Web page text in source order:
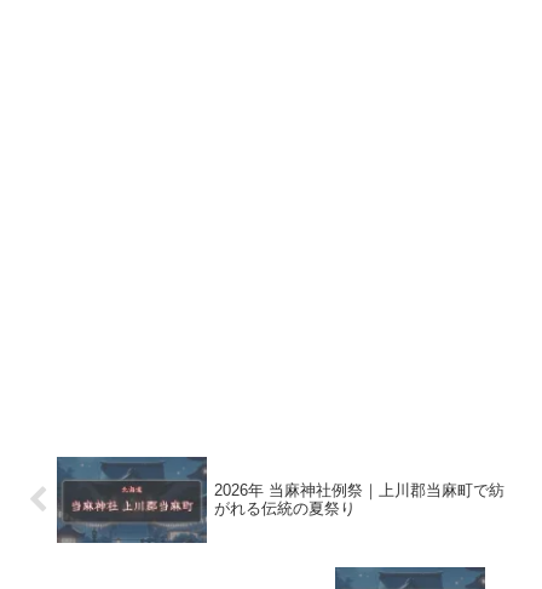
2026年 当麻神社例祭｜上川郡当麻町で紡
がれる伝統の夏祭り